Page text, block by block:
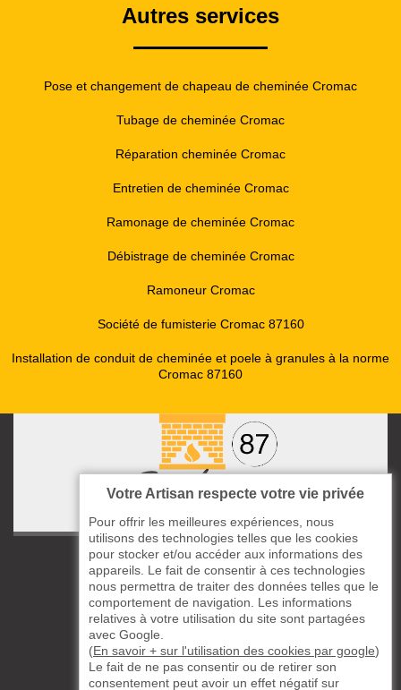
Autres services
Pose et changement de chapeau de cheminée Cromac
Tubage de cheminée Cromac
Réparation cheminée Cromac
Entretien de cheminée Cromac
Ramonage de cheminée Cromac
Débistrage de cheminée Cromac
Ramoneur Cromac
Société de fumisterie Cromac 87160
Installation de conduit de cheminée et poele à granules à la norme
Cromac 87160
ccas le Bourg
87220 Boisseuil
05 33 06 14 49
06 37 57 44 80
Siret : 823732649
Votre Artisan respecte votre vie privée
Pour offrir les meilleures expériences, nous
utilisons des technologies telles que les cookies
pour stocker et/ou accéder aux informations des
appareils. Le fait de consentir à ces technologies
nous permettra de traiter des données telles que le
comportement de navigation. Les informations
relatives à votre utilisation du site sont partagées
avec Google.
(En savoir + sur l'utilisation des cookies par google)
Le fait de ne pas consentir ou de retirer son
consentement peut avoir un effet négatif sur